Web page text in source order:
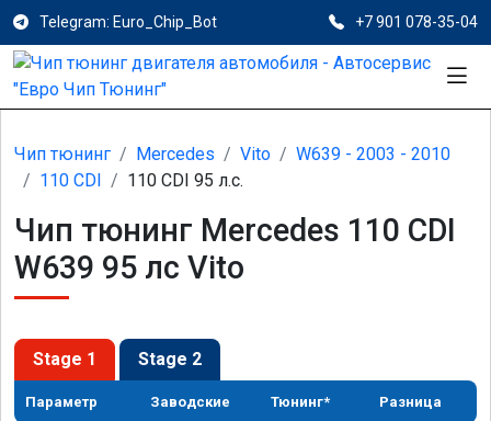
Telegram: Euro_Chip_Bot +7 901 078-35-04
Чип тюнинг Mercedes Vito
W639 - 2003 - 2010
110 CDI
110 CDI 95 л.с.
Чип тюнинг Mercedes 110 CDI
W639 95 лс Vito
Stage 1 Stage 2
Параметр Заводские Тюнинг* Разница